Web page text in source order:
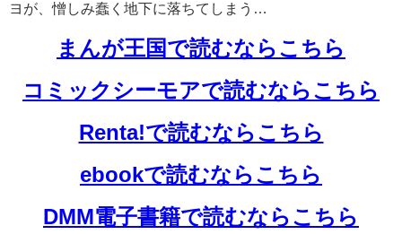
ヨが、憎しみ蠢く地下に落ちてしまう…
まんが王国で読むならこちら
コミックシーモアで読むならこちら
Renta!で読むならこちら
ebookで読むならこちら
DMM電子書籍で読むならこちら